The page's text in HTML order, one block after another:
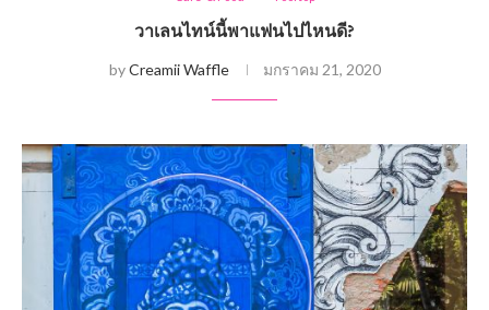
วาเลนไทน์นี้พาแฟนไปไหนดี?
byCreamii Waffle มกราคม 21, 2020